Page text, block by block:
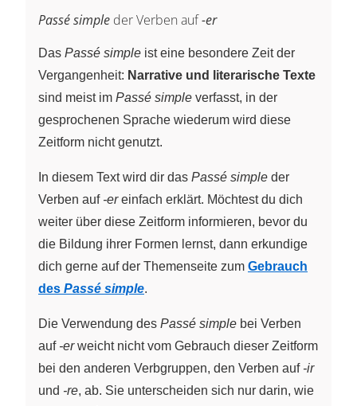
Passé simple der Verben auf-er
Das Passé simple ist eine besondere Zeit der
Vergangenheit: Narrative und literarische Texte
sind meist im Passé simple verfasst, in der
gesprochenen Sprache wiederum wird diese
Zeitform nicht genutzt.
In diesem Text wird dir das Passé simple der
Verben auf -ereinfach erklärt. Möchtest du dich
weiter über diese Zeitform informieren, bevor du
die Bildung ihrer Formen lernst, dann erkundige
dich gerne auf der Themenseite zum Gebrauch
des Passé simple.
Die Verwendung des Passé simple bei Verben
auf -erweicht nicht vom Gebrauch dieser Zeitform
bei den anderen Verbgruppen, den Verben auf -ir
und -re, ab. Sie unterscheiden sich nur darin, wie